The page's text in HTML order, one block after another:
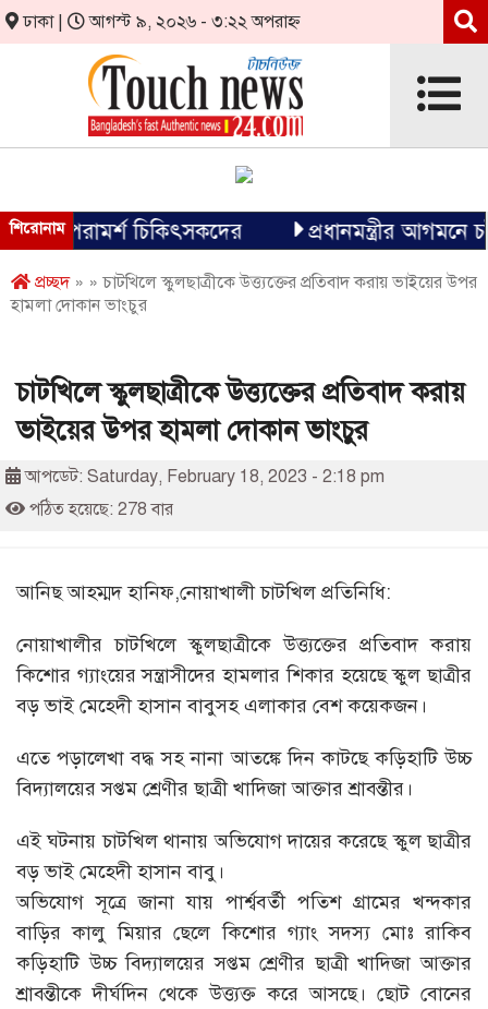
ঢাকা | আগস্ট ৯, ২০২৬ - ৩:২২ অপরাহ্ন
শিরোনামপরামর্শ চিকিৎসকদের প্রধানমন্ত্রীর আগমনে
প্রচ্ছদ» » চাটখিলে স্কুলছাত্রীকে উত্ত্যক্তের প্রতিবাদ করায় ভাইয়ের উপর
হামলা দোকান ভাংচুর
চাটখিলে স্কুলছাত্রীকে উত্ত্যক্তের প্রতিবাদ করায়
ভাইয়ের উপর হামলা দোকান ভাংচুর
আপডেট: Saturday, February 18, 2023 - 2:18 pm
পঠিত হয়েছে: 278 বার
আনিছ আহম্মদ হানিফ,নোয়াখালী চাটখিল প্রতিনিধি:
নোয়াখালীর চাটখিলে স্কুলছাত্রীকে উত্ত্যক্তের প্রতিবাদ করায়
কিশোর গ্যাংয়ের সন্ত্রাসীদের হামলার শিকার হয়েছে স্কুল ছাত্রীর
বড় ভাই মেহেদী হাসান বাবুসহ এলাকার বেশ কয়েকজন।
এতে পড়ালেখা বদ্ধ সহ নানা আতঙ্কে দিন কাটছে কড়িহাটি উচ্চ
বিদ্যালয়ের সপ্তম শ্রেণীর ছাত্রী খাদিজা আক্তার শ্রাবন্তীর।
এই ঘটনায় চাটখিল থানায় অভিযোগ দায়ের করেছে স্কুল ছাত্রীর
বড় ভাই মেহেদী হাসান বাবু।
অভিযোগ সূত্রে জানা যায় পার্শ্ববর্তী পতিশ গ্রামের খন্দকার
বাড়ির কালু মিয়ার ছেলে কিশোর গ্যাং সদস্য মোঃ রাকিব
কড়িহাটি উচ্চ বিদ্যালয়ের সপ্তম শ্রেণীর ছাত্রী খাদিজা আক্তার
শ্রাবন্তীকে দীর্ঘদিন থেকে উত্ত্যক্ত করে আসছে। ছোট বোনের